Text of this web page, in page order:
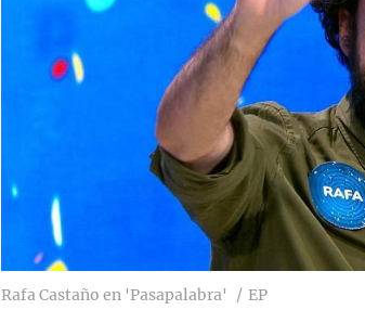
Rafa Castaño en 'Pasapalabra' EP